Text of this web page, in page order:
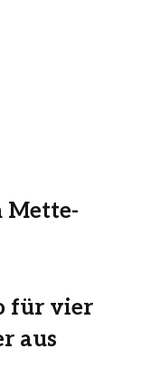
Mette-
für vier
aus